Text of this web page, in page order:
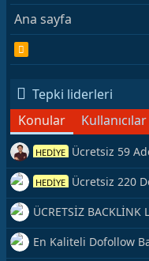
Ana sayfa
S
Tepki liderleri
Konular
Kullanıcılar
HEDİYE Ücretsiz 59
Kaynağı Veriyorum.
HEDİYE Ücretsiz 220
Veriyorum
ÜCRETSİZ BACKLİNK
Hemen Yetiş!
En Kaliteli Dofollow